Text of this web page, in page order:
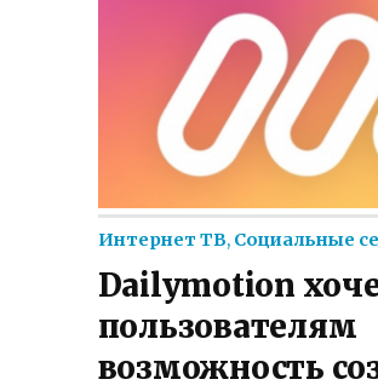
Интернет ТВ, Социальные
Dailymotion
пользователям
возможность